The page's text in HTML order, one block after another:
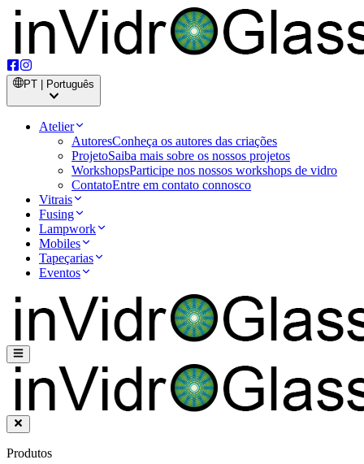
PT | Português
Atelier
AutoresConheça os autores das criações
ProjetoSaiba mais sobre os nossos projetos
WorkshopsParticipe nos nossos workshops de vidro
ContatoEntre em contato connosco
Vitrais
Fusing
Lampwork
Mobiles
Tapeçarias
Eventos
Produtos